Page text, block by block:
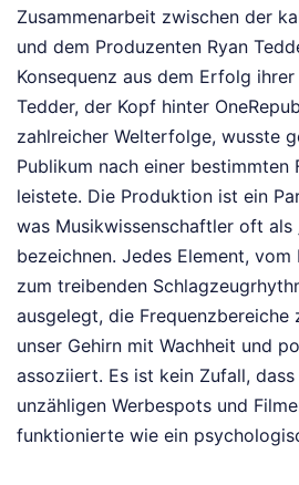
Zusammenarbeit zwischen der
und dem Produzenten Ryan
Konsequenz aus dem Erfolg
Tedder, der Kopf hinter
zahlreicher Welterfolge, wusste
Publikum nach einer bestimmten
leistete. Die Produktion ist ein
was Musikwissenschaftler oft als
bezeichnen. Jedes Element,
zum treibenden
ausgelegt, die Frequenzbereiche
unser Gehirn mit Wachheit und
assoziiert. Es ist kein Zufall,
unzähligen Werbespots und
funktionierte wie ein